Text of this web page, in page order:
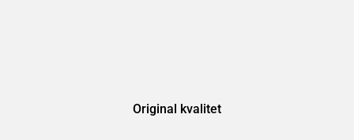
Original kvalitet